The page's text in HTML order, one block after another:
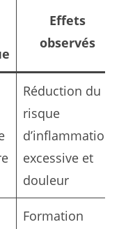
Effets
observés
Réduction du
risque
d’inflammation
excessive et
douleur
Formation